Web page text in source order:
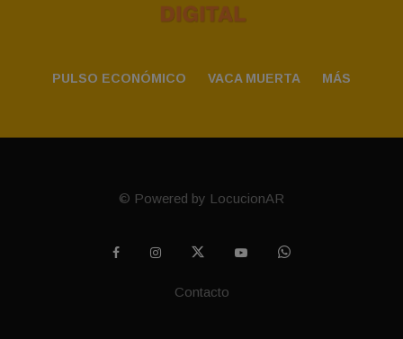
PULSO ECONÓMICO VACA MUERTA MÁS
© Powered by LocucionAR
Contacto